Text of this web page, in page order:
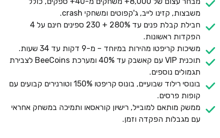
משבצות, קזינו לייב, ג'קפוטים ומשחקי crash.
חבילת קבלת פנים עד 280% + 230 ספינים חינם על 4
הפקדות ראשונות.
משיכות קריפטו מהירות במיוחד – מ-9 דקות עד 34 שעות.
תוכנית VIP עם קאשבק עד 40% ומערכת BeeCoins לצבירת
תגמולים נוספים.
בונוסי רילוד שבועיים, בונוס קריפטו 150% וטורנירים קבועים עם
קופות פרסים.
ממשק מותאם למובייל, רישיון קוראסאו ותמיכה במשחק אחראי
עם מגבלות הפקדה וזמן.